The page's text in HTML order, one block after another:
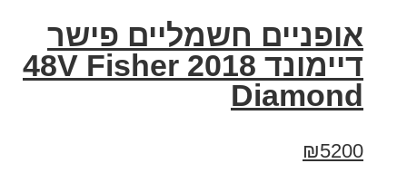
אופניים חשמליים פישר
דיימונד 2018 48V Fisher
Diamond
₪5200